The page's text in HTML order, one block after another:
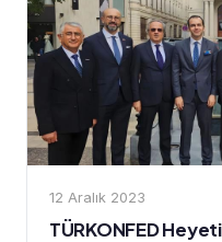
12 Aralık 2023
TÜRKONFED